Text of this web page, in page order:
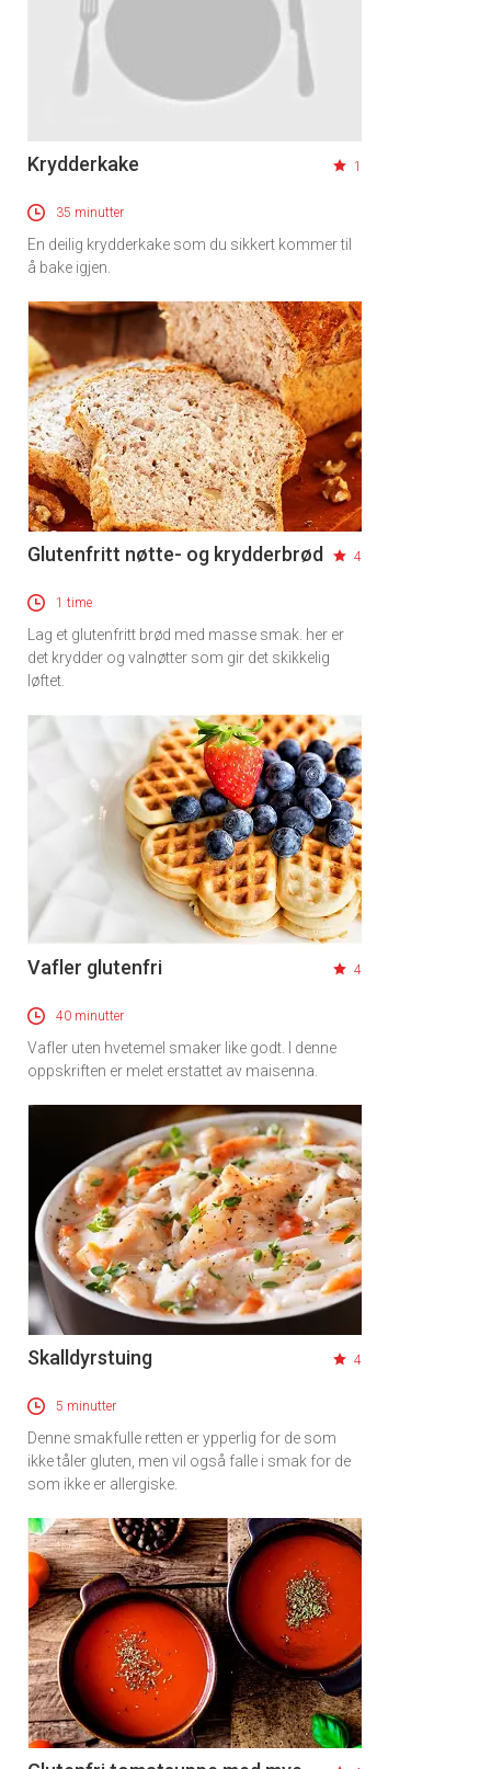
Krydderkake 1
35 minutter
En deilig krydderkake som du sikkert kommer til
å bake igjen.
Glutenfritt nøtte- og krydderbrød 4
1 time
Lag et glutenfritt brød med masse smak. her er
det krydder og valnøtter som gir det skikkelig
løftet.
Vafler glutenfri 4
40 minutter
Vafler uten hvetemel smaker like godt. I denne
oppskriften er melet erstattet av maisenna.
Skalldyrstuing 4
5 minutter
Denne smakfulle retten er ypperlig for de som
ikke tåler gluten, men vil også falle i smak for de
som ikke er allergiske.